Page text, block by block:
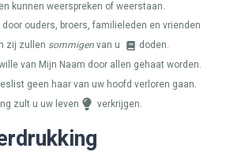
kunnen weerspreken of weerstaan.
door ouders, broers, familieleden en vrienden
zij zullen sommigen van u
doden.
van Mijn Naam door allen gehaat worden.
geen haar van uw hoofd verloren gaan.
zult u uw leven verkrijgen.